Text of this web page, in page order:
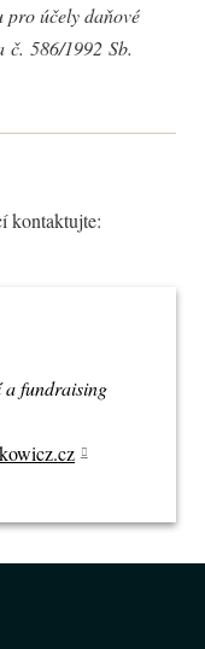
účely daňové
č. 586/1992 Sb.
kontaktujte:
a fundraising